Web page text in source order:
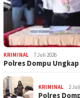
KRIMINAL 7 Juli 2026
Polres Dompu
KRIMINAL 2
Polres